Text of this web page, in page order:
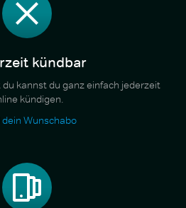
kündbar
kannst du ganz einfach jederzeit
kündigen.
dein Wunschabo